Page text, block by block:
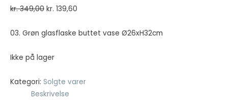
kr.349,00 Den
pris
kr. 349,00.
kr. 139,60
pris
03. Grøn glasflaske buttet vase Ø26xH32cm
Ikke på lager
Kategori: Solgte varer
Beskrivelse